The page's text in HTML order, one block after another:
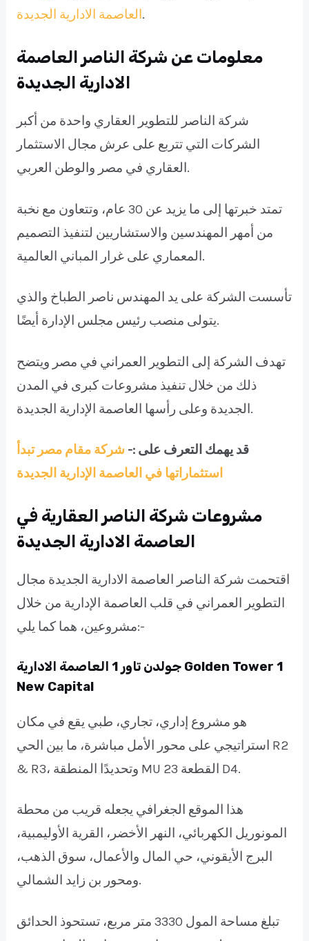
العاصمة الادارية الجديدة .
معلومات عن شركة الناصر العاصمة
الادارية الجديدة
شركة الناصر للتطوير العقاري واحدة من أكبر
الشركات التي تتربع على عرش مجال الاستثمار
العقاري في مصر والوطن العربي.
تمتد خبرتها إلى ما يزيد عن 30 عام، وتتعاون مع نخبة
من أمهر المهندسين والاستشاريين لتنفيذ التصميم
المعماري على غرار المباني العالمية.
تأسست الشركة على يد المهندس ناصر الطباخ والذي
يتولى منصب رئيس مجلس الإدارة أيضًا.
تهدف الشركة إلى التطوير العمراني في مصر ويتضح
ذلك من خلال تنفيذ مشروعات كبرى في المدن
الجديدة وعلى رأسها العاصمة الإدارية الجديدة.
قد يهمك التعرف على :- شركة مقام مصر تبدأ
استثماراتها في العاصمة الإدارية الجديدة
مشروعات شركة الناصر العقارية في
العاصمة الادارية الجديدة
اقتحمت شركة الناصر العاصمة الادارية الجديدة مجال
التطوير العمراني في قلب العاصمة الإدارية من خلال
مشروعين، هما كما يلي:-
جولدن تاور 1 العاصمة الادارية Golden Tower 1
New Capital
هو مشروع إداري، تجاري، طبي يقع في مكان
استراتيجي على محور الأمل مباشرة، ما بين الحي R2
& R3، وتحديدًا المنطقة MU 23 القطعة D4.
هذا الموقع الجغرافي يجعله قريب من محطة
المونوريل الكهربائي، النهر الأخضر، القرية الأوليمبية،
البرج الأيقوني، حي المال والأعمال، سوق الذهب،
ومحور بن زايد الشمالي.
تبلغ مساحة المول 3330 متر مربع، تستحوذ الحدائق